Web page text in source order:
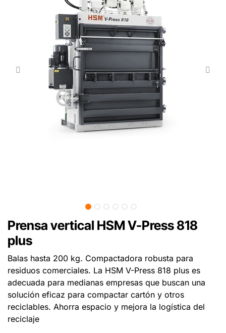
Prensa vertical HSM V-Press 818
plus
Balas hasta 200 kg. Compactadora robusta para
residuos comerciales. La HSM V-Press 818 plus es
adecuada para medianas empresas que buscan una
solución eficaz para compactar cartón y otros
reciclables. Ahorra espacio y mejora la logística del
reciclaje